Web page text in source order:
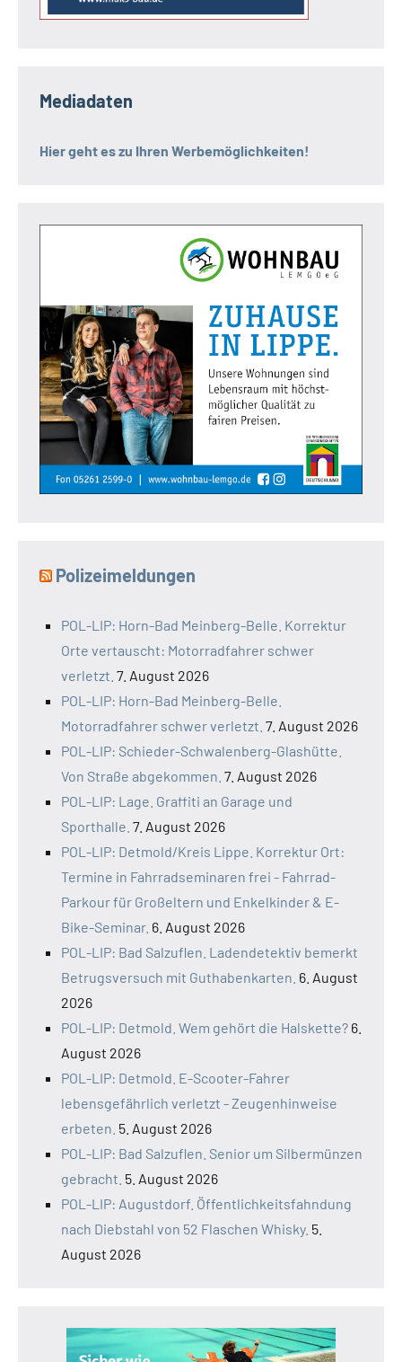
Mediadaten
Hier geht es zu Ihren Werbemöglichkeiten!
Polizeimeldungen
POL-LIP: Horn-Bad Meinberg-Belle. Korrektur
Orte vertauscht: Motorradfahrer schwer
verletzt. 7. August 2026
POL-LIP: Horn-Bad Meinberg-Belle.
Motorradfahrer schwer verletzt. 7. August 2026
POL-LIP: Schieder-Schwalenberg-Glashütte.
Von Straße abgekommen. 7. August 2026
POL-LIP: Lage. Graffiti an Garage und
Sporthalle. 7. August 2026
POL-LIP: Detmold/Kreis Lippe. Korrektur Ort:
Termine in Fahrradseminaren frei - Fahrrad-
Parkour für Großeltern und Enkelkinder & E-
Bike-Seminar. 6. August 2026
POL-LIP: Bad Salzuflen. Ladendetektiv bemerkt
Betrugsversuch mit Guthabenkarten. 6. August
2026
POL-LIP: Detmold. Wem gehört die Halskette? 6.
August 2026
POL-LIP: Detmold. E-Scooter-Fahrer
lebensgefährlich verletzt - Zeugenhinweise
erbeten. 5. August 2026
POL-LIP: Bad Salzuflen. Senior um Silbermünzen
gebracht. 5. August 2026
POL-LIP: Augustdorf. Öffentlichkeitsfahndung
nach Diebstahl von 52 Flaschen Whisky. 5.
August 2026